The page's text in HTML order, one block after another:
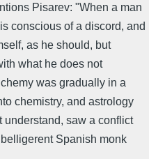
Pisarev: "When a man
conscious of a discord, and
as he should, but
what he does not
was gradually in a
chemistry, and astrology
understand, saw a conflict
Spanish monk